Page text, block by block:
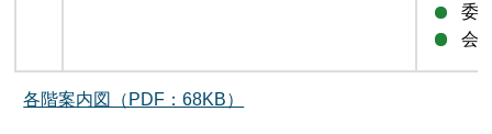
委
会
各階案内図（PDF：68KB）